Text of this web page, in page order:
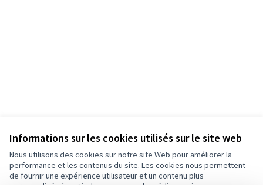
Informations sur les cookies utilisés sur le site web
Nous utilisons des cookies sur notre site Web pour améliorer la
performance et les contenus du site. Les cookies nous permettent
de fournir une expérience utilisateur et un contenu plus